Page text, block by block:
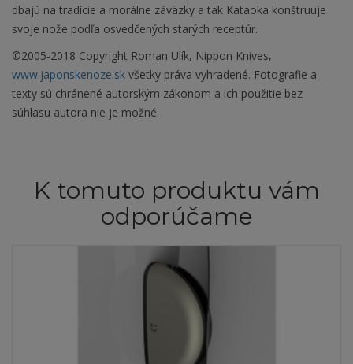
dbajú na tradície a morálne záväzky a tak Kataoka konštruuje
svoje nože podľa osvedčených starých receptúr.
©2005-2018 Copyright Roman Ulík, Nippon Knives,
www.japonskenoze.sk všetky práva vyhradené. Fotografie a
texty sú chránené autorským zákonom a ich použitie bez
súhlasu autora nie je možné.
K tomuto produktu vám
odporúčame